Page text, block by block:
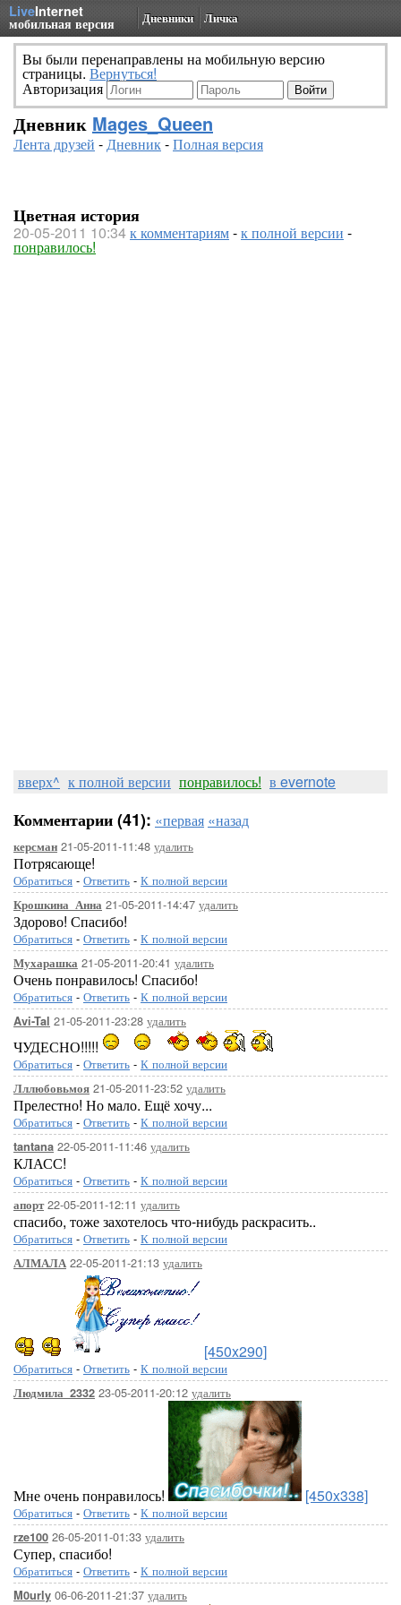
LiveInternet
мобильная версия Дневники Личка
Вы были перенаправлены на мобильную версию
страницы. Вернуться!
Авторизация
Дневник Mages_Queen
Лента друзей -Дневник-Полная версия
Цветная история
20-05-2011 10:34к комментариям-к полной версии -
понравилось!
вверх^ к полной версии понравилось! в evernote
Комментарии (41): «первая «назад
керсман 21-05-2011-11:48 удалить
Потрясающе!
Обратиться - Ответить - К полной версии
Крошкина_Анна 21-05-2011-14:47 удалить
Здорово! Спасибо!
Обратиться - Ответить - К полной версии
Мухарашка 21-05-2011-20:41 удалить
Очень понравилось! Спасибо!
Обратиться - Ответить - К полной версии
Avi-Tal 21-05-2011-23:28 удалить
ЧУДЕСНО!!!!!
Обратиться - Ответить - К полной версии
Лллюбовьмоя 21-05-2011-23:52 удалить
Прелестно! Но мало. Ещё хочу...
Обратиться - Ответить - К полной версии
tantana 22-05-2011-11:46 удалить
КЛАСС!
Обратиться - Ответить - К полной версии
апорт22-05-2011-12:11 удалить
спасибо, тоже захотелось что-нибудь раскрасить..
Обратиться - Ответить - К полной версии
АЛМАЛА 22-05-2011-21:13 удалить
[450x290]
Обратиться - Ответить - К полной версии
Людмила_2332 23-05-2011-20:12 удалить
Мне очень понравилось! [450x338]
Обратиться - Ответить - К полной версии
rze100 26-05-2011-01:33 удалить
Супер, спасибо!
Обратиться - Ответить - К полной версии
M0urly 06-06-2011-21:37 удалить